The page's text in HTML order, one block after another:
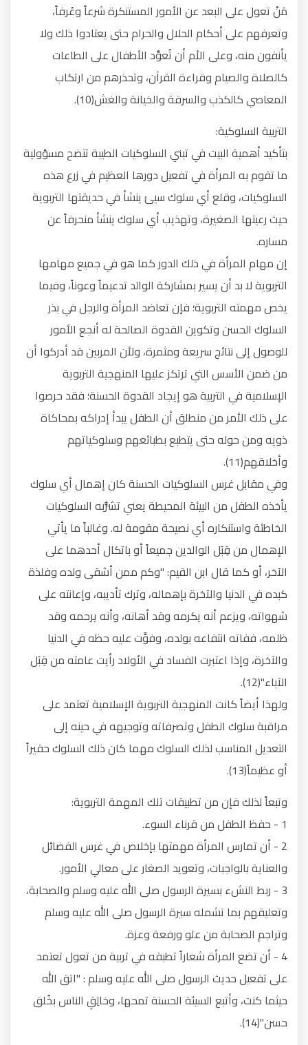
مَنْ تعول على البعد عن الأمور المستنكرة شرعاً وعُرفاً،
وتعرفهم على أحكام الحلال والحرام حتى يعتادوا ذلك ولا
يأنفون منه، وعلى الأم أن تُعوِّد الأطفال على الطاعات
كالصلاة والصيام وقراءة القرآن، وتحذرهم من ارتكاب
المعاصي كالكذب والسرقة والخيانة والغش(10).
التربية السلوكية:
بتأكيد أهمية البيت في تبني السلوكيات الطيبة تتضح مسؤولية
ما تقوم به المرأة في تفعيل دورها العظيم في زرع هذه
السلوكيات، وقلع أي سلوك سيئ ينشأ في حديقتها التربوية
حيث رعيتها الصغيرة، وتهذيب أي سلوك ينشأ منحرفاً عن
مساره.
إن مهام المرأة في ذلك الدور كما هو في جميع مهامها
التربوية لا بد أن يسير بمشاركة الوالد تدعيماً وعوناً، وفيما
يخص مهمته التربوية؛ فإن تعاضد المرأة والرجل في بذر
السلوك الحسن وتكوين القدوة الصالحة له أنجع الأمور
للوصول إلى نتائج سريعة ومثمرة، ولأن المربين قد أدركوا أن
من ضمن الأسس التي ترتكز عليها المنهجية التربوية
الإسلامية في التربية هو إيجاد القدوة الحسنة؛ فقد حرصوا
على ذلك الأمر من منطلق أن الطفل يبدأ إدراكه بمحاكاة
ذويه ومن حوله حتى يتطبع بطبائعهم وسلوكياتهم
وأخلاقهم(11).
وفي مقابل غرس السلوكيات الحسنة كان إهمال أي سلوك
يأخذه الطفل من البيئة المحيطة يعني تشرُّبه السلوكيات
الخاطئة واستنكاره أي نصيحة مقومة له. وغالباً ما يأتي
الإهمال من قِبَل الوالدين جميعاً أو باتكال أحدهما على
الآخر، أو كما قال ابن القيم: "وكم ممن أشقى ولده وفلذة
كبده في الدنيا والآخرة بإهماله، وترك تأديبه، وإعانته على
شهواته، ويزعم أنه يكرمه وقد أهانه، وأنه يرحمه وقد
ظلمه، ففاته انتفاعه بولده، وفوَّت عليه حظه في الدنيا
والآخرة، وإذا اعتبرت الفساد في الأولاد رأيت عامته من قِبَل
الآباء"(12).
ولهذا أيضاً كانت المنهجية التربوية الإسلامية تعتمد على
مراقبة سلوك الطفل وتصرفاته وتوجيهه في حينه إلى
التعديل المناسب لذلك السلوك مهما كان ذلك السلوك حقيراً
أو عظيماً(13).
وتبعاً لذلك فإن من تطبيقات تلك المهمة التربوية:
1 - حفظ الطفل من قرناء السوء.
2 - أن تمارس المرأة مهمتها بإخلاص في غرس الفضائل
والعناية بالواجبات، وتعويد الصغار على معالي الأمور.
3 - ربط النشء بسيرة الرسول صلى الله عليه وسلم والصحابة،
وتعليقهم بما تشمله سيرة الرسول صلى الله عليه وسلم
وتراجم الصحابة من علو ورفعة وعزة.
4 - أن تضع المرأة شعاراً تطبقه في تربية من تعول تعتمد
على تفعيل حديث الرسول صلى الله عليه وسلم : "اتق الله
حيثما كنت، وأتبع السيئة الحسنة تمحها، وخالِقِ الناس بخُلق
حسن"(14).